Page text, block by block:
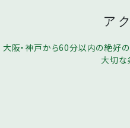
ア
大阪・神戸から60分以内の絶好の
大切な